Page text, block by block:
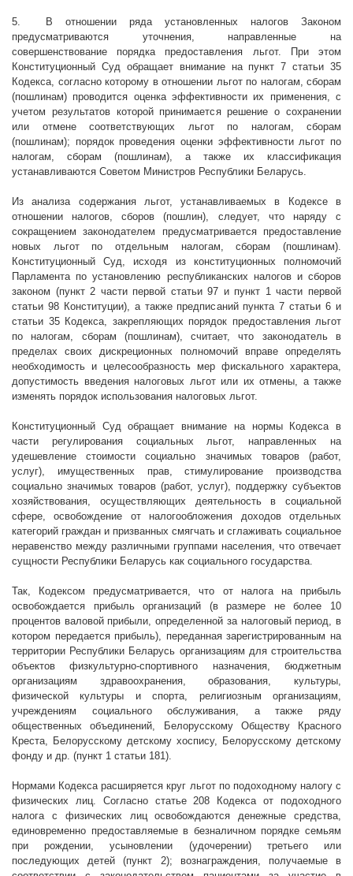
5. В отношении ряда установленных налогов Законом
предусматриваются уточнения, направленные на
совершенствование порядка предоставления льгот. При этом
Конституционный Суд обращает внимание на пункт 7 статьи 35
Кодекса, согласно которому в отношении льгот по налогам, сборам
(пошлинам) проводится оценка эффективности их применения, с
учетом результатов которой принимается решение о сохранении
или отмене соответствующих льгот по налогам, сборам
(пошлинам); порядок проведения оценки эффективности льгот по
налогам, сборам (пошлинам), а также их классификация
устанавливаются Советом Министров Республики Беларусь.
Из анализа содержания льгот, устанавливаемых в Кодексе в
отношении налогов, сборов (пошлин), следует, что наряду с
сокращением законодателем предусматривается предоставление
новых льгот по отдельным налогам, сборам (пошлинам).
Конституционный Суд, исходя из конституционных полномочий
Парламента по установлению республиканских налогов и сборов
законом (пункт 2 части первой статьи 97 и пункт 1 части первой
статьи 98 Конституции), а также предписаний пункта 7 статьи 6 и
статьи 35 Кодекса, закрепляющих порядок предоставления льгот
по налогам, сборам (пошлинам), считает, что законодатель в
пределах своих дискреционных полномочий вправе определять
необходимость и целесообразность мер фискального характера,
допустимость введения налоговых льгот или их отмены, а также
изменять порядок использования налоговых льгот.
Конституционный Суд обращает внимание на нормы Кодекса в
части регулирования социальных льгот, направленных на
удешевление стоимости социально значимых товаров (работ,
услуг), имущественных прав, стимулирование производства
социально значимых товаров (работ, услуг), поддержку субъектов
хозяйствования, осуществляющих деятельность в социальной
сфере, освобождение от налогообложения доходов отдельных
категорий граждан и призванных смягчать и сглаживать социальное
неравенство между различными группами населения, что отвечает
сущности Республики Беларусь как социального государства.
Так, Кодексом предусматривается, что от налога на прибыль
освобождается прибыль организаций (в размере не более 10
процентов валовой прибыли, определенной за налоговый период, в
котором передается прибыль), переданная зарегистрированным на
территории Республики Беларусь организациям для строительства
объектов физкультурно-спортивного назначения, бюджетным
организациям здравоохранения, образования, культуры,
физической культуры и спорта, религиозным организациям,
учреждениям социального обслуживания, а также ряду
общественных объединений, Белорусскому Обществу Красного
Креста, Белорусскому детскому хоспису, Белорусскому детскому
фонду и др. (пункт 1 статьи 181).
Нормами Кодекса расширяется круг льгот по подоходному налогу с
физических лиц. Согласно статье 208 Кодекса от подоходного
налога с физических лиц освобождаются денежные средства,
единовременно предоставляемые в безналичном порядке семьям
при рождении, усыновлении (удочерении) третьего или
последующих детей (пункт 2);
вознаграждения, получаемые в